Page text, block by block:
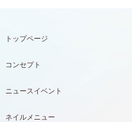
トップページ
コンセプト
ニュースイベント
ネイルメニュー